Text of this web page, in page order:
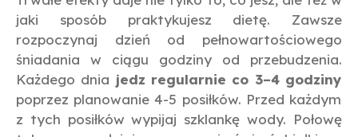
jaki sposób praktykujesz dietę. Zawsze
rozpoczynaj dzień od pełnowartościowego
śniadania w ciągu godziny od przebudzenia.
Każdego dnia jedz regularnie co 3–4 godziny
poprzez planowanie 4-5 posiłków. Przed każdym
z tych posiłków wypijaj szklankę wody. Połowę